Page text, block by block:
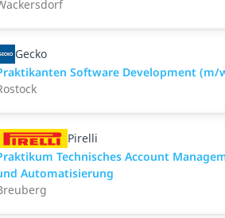
Gecko
Software Development (m/
Pirelli
Technisches Account
Automatisierung